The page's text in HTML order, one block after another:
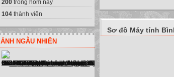
200 trong hôm nay
104 thành viên
ẢNH NGẪU NHIÊN
Sơ đồ Máy tính